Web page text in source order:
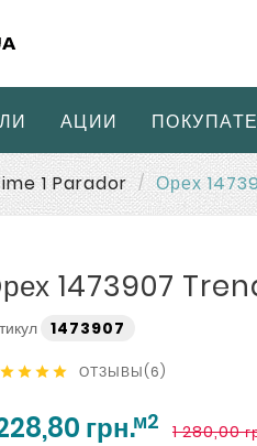
АЦИИ
1 Parador Орех
1473907
1473907
    ОТЗЫВЫ(6)
грн.м2 1 280,00